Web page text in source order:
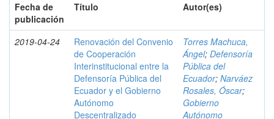
Fecha de
publicación
Título Autor(es)
2019-04-24
Renovación del Convenio
de Cooperación
Interinstitucional entre la
Defensoría Pública del
Ecuador y el Gobierno
Autónomo
Descentralizado
Torres Machuca,
Ángel; Defensoría
Pública del
Ecuador; Narváez
Rosales, Óscar;
Gobierno
Autónomo